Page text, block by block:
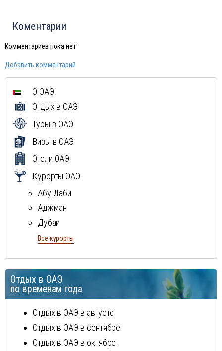
Коментарии
Комментариев пока нет
Добавить комментарий
О ОАЭ
Отдых в ОАЭ
Туры в ОАЭ
Визы в ОАЭ
Отели ОАЭ
Курорты ОАЭ
Абу Даби
Аджман
Дубаи
Рас Аль Хайма
Шарджа
Все курорты
Отдых в ОАЭ
по временам года
Отдых в ОАЭ в августе
Отдых в ОАЭ в сентябре
Отдых в ОАЭ в октябре